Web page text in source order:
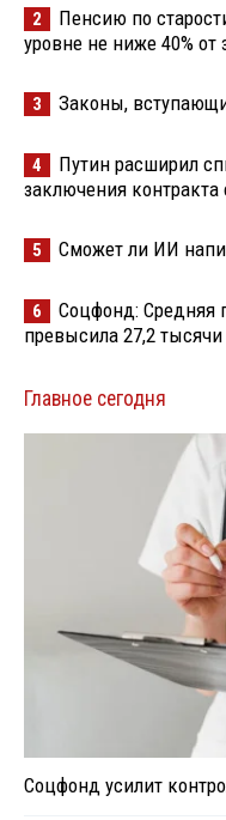
2
Пенсию по
уровне не ниже 40% от
3 Законы,
4
Путин расширил
заключения
5 Сможет ли ИИ
6
Соцфонд: Средняя
превысила 27,2 тысячи
Главное сегодня
Соцфонд усилит